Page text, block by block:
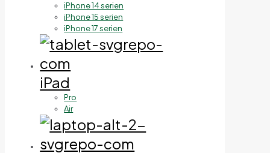
iPhone 14 serien
iPhone 15 serien
iPhone 17 serien
iPad
Pro
Air